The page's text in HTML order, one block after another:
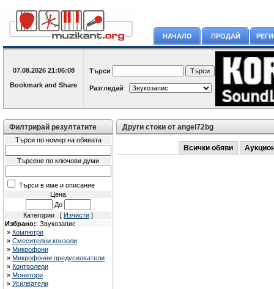
НАЧАЛО ПРОДАЙ
07.08.2026 21:06:08 Търси
Разгледай
Филтрирай резултатите
Търси по номер на обявата
Търсене по ключови думи
Търси в име и описание
Цена
До
Категории [ Изчисти ]
Избрано:: Звукозапис
» Компютри
» Смесителни конзоли
» Микрофони
» Микрофонни предусилватели
» Контролери
» Монитори
» Усилватели
Други стоки от angel72bg
Всички обяви